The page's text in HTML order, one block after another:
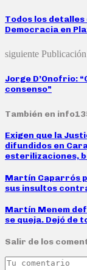
Todos los
Democracia en
siguiente Publicación
Jorge D’Onofrio:
consenso”
También en
Exigen que la
difundidos en
esterilizaciones,
Martín Caparrós
sus insultos
Martín Menem
se queja. Dejó de
Salir de los